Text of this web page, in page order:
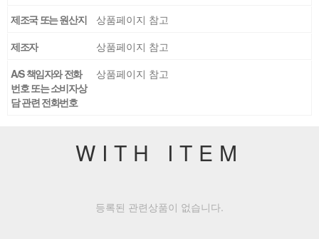
제조국 또는 원산지
상품페이지 참고
제조자
상품페이지 참고
A/S 책임자와 전화
번호 또는 소비자상
담 관련 전화번호
상품페이지 참고
WITH ITEM
등록된 관련상품이 없습니다.